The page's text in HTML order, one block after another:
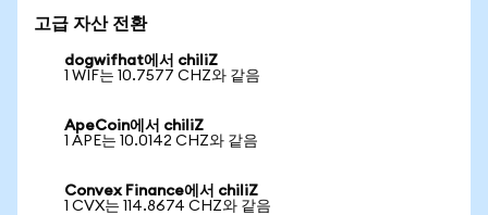
고급 자산 전환
dogwifhat에서 chiliZ
1 WIF는 10.7577 CHZ와 같음
ApeCoin에서 chiliZ
1 APE는 10.0142 CHZ와 같음
Convex Finance에서 chiliZ
1 CVX는 114.8674 CHZ와 같음